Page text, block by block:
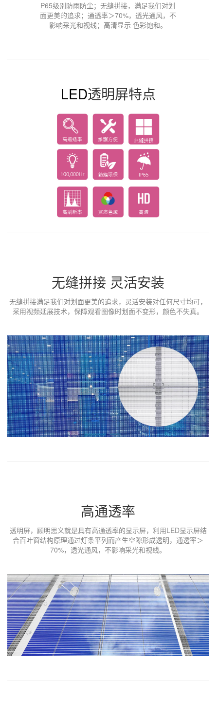
P65级别防雨防尘；无缝拼接，满足我们对划
面更美的追求； 通透率＞70%，透光通风，不
影响采光和视线； 高清显示 色彩饱和。
LED透明屏特点
无缝拼接 灵活安装
无缝拼接满足我们对划面更美的追求，灵活安装对任何尺寸均可，
采用视频延展技术，保障观看图像时划面不变形，颜色不失真。
高通透率
透明屏，顾明思义就是具有高通透率的显示屏，利用LED显示屏结
合百叶窗结构原理通过灯条平列而产生空隙形成透明，通透率＞
70%，透光通风，不影响采光和视线。